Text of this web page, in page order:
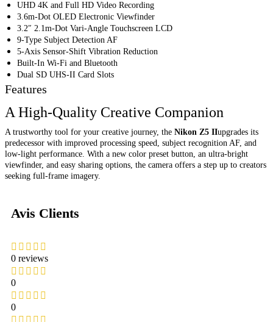
UHD 4K and Full HD Video Recording
3.6m-Dot OLED Electronic Viewfinder
3.2″ 2.1m-Dot Vari-Angle Touchscreen LCD
9-Type Subject Detection AF
5-Axis Sensor-Shift Vibration Reduction
Built-In Wi-Fi and Bluetooth
Dual SD UHS-II Card Slots
Features
A High-Quality Creative Companion
A trustworthy tool for your creative journey, the Nikon Z5 IIupgrades its
predecessor with improved processing speed, subject recognition AF, and
low-light performance. With a new color preset button, an ultra-bright
viewfinder, and easy sharing options, the camera offers a step up to creators
seeking full-frame imagery.
Avis Clients
0 reviews
0
0